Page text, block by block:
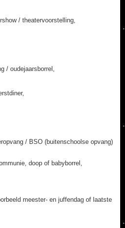
/ theatervoorstelling,
/ oudejaarsborrel,
/ BSO (buitenschoolse opvang)
doop of babyborrel,
meester- en juffendag of laatste